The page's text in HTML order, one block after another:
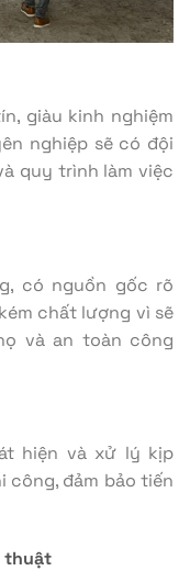
giàu kinh nghiệm
nghiệp sẽ có đội
quy trình làm việc
có nguồn gốc rõ
chất lượng vì sẽ
và an toàn công
hiện và xử lý kịp
đảm bảo tiến
thuật